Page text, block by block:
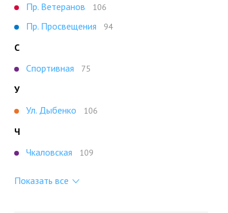
Пр. Ветеранов 106
Пр. Просвещения 94
С
Спортивная
75
У
Ул. Дыбенко
106
Ч
Чкаловская
109
Показать все